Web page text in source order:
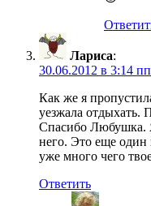
Лариса:
30.06.2012 в 3:14 пп
Как же я
уезжала отдыхать.
Спасибо Любушка.
него. Это еще
уже много чего
Ответить